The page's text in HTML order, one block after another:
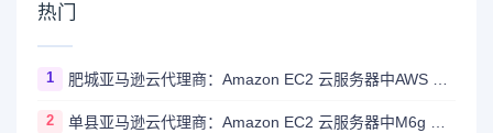
热门
1 肥城亚马逊云代理商：Amazon EC2 云服务器中AWS Graviton2 处理器是否支持内存加密？
2 单县亚马逊云代理商：Amazon EC2 云服务器中M6g 实例上提供了哪些不同的存储选项？